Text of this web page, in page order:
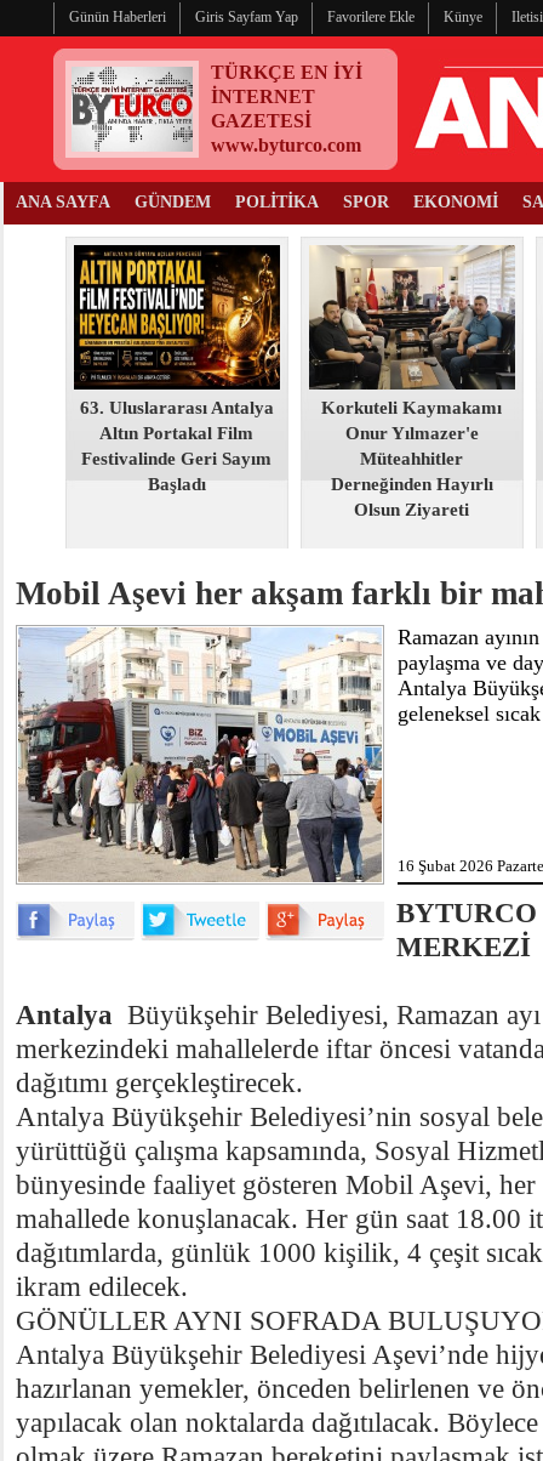
Günün Haberleri Giris Sayfam Yap Favorilere Ekle Künye
TÜRKÇE EN İYİ
İNTERNET
GAZETESİ
www.byturco.com
ANA SAYFA GÜNDEM POLİTİKA SPOR EKONOMİ
63. Uluslararası Antalya
Altın Portakal Film
Festivalinde Geri Sayım
Başladı
Korkuteli Kaymakamı
Onur Yılmazer'e
Müteahhitler
Derneğinden Hayırlı
Olsun Ziyareti
Mobil Aşevi her akşam farklı bir
Ramazan
paylaşma ve
Antalya
geleneksel
16 Şubat 2026
MERKEZİ
Antalya Büyükşehir Belediyesi, Ramazan
merkezindeki mahallelerde iftar öncesi
dağıtımı gerçekleştirecek.
Antalya Büyükşehir Belediyesi’nin sosyal
yürüttüğü çalışma kapsamında, Sosyal
bünyesinde faaliyet gösteren Mobil Aşevi, her
mahallede konuşlanacak. Her gün saat 18.00
dağıtımlarda, günlük 1000 kişilik, 4 çeşit
ikram edilecek.
GÖNÜLLER AYNI SOFRADA
Antalya Büyükşehir Belediyesi Aşevi’nde
hazırlanan yemekler, önceden belirlenen ve
yapılacak olan noktalarda dağıtılacak.